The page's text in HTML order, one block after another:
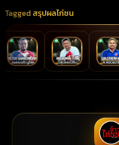
Taggedสรุปผลไก่ชน